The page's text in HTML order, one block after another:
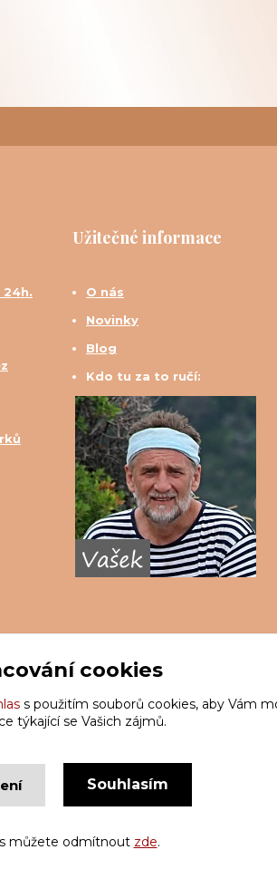
Užitečné informace
O nás
Novinky
Blog
Kdo tu za to ručí:
cookies
s použitím souborů cookies, aby Vám
týkající se Vašich zájmů.
Souhlasím
můžete odmítnout zde.